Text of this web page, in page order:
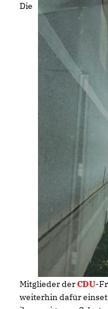
Die
Mitglieder derCDU-
weiterhin dafür